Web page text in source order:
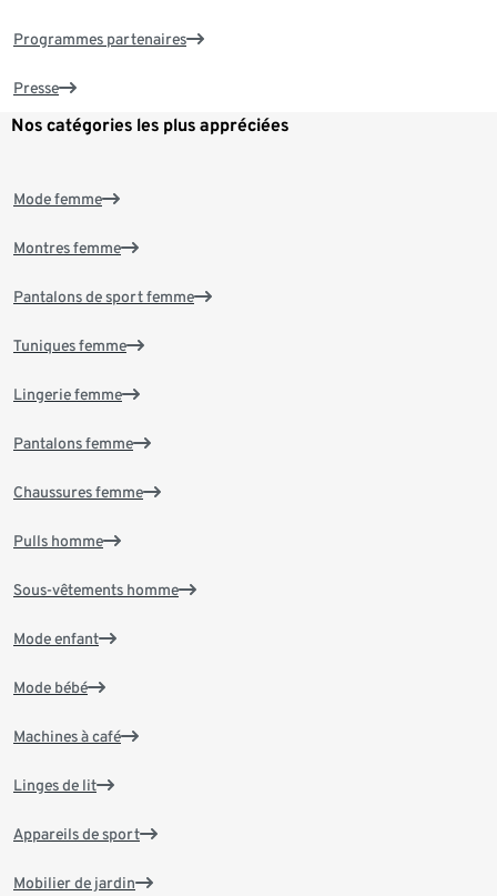
Programmes partenaires
Presse
Nos catégories les plus appréciées
Mode femme
Montres femme
Pantalons de sport femme
Tuniques femme
Lingerie femme
Pantalons femme
Chaussures femme
Pulls homme
Sous-vêtements homme
Mode enfant
Mode bébé
Machines à café
Linges de lit
Appareils de sport
Mobilier de jardin